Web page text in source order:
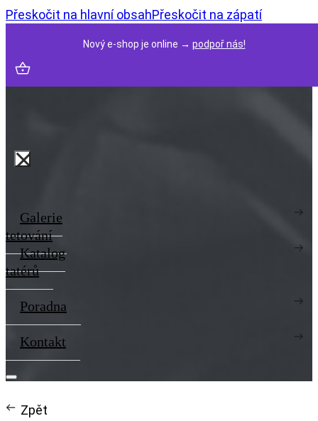
Přeskočit na hlavní obsahPřeskočit na zápatí
Nový e-shop je online → podpoř nás!
Galerie
tetování
Katalog
tatérů
Poradna
Kontakt
Zpět